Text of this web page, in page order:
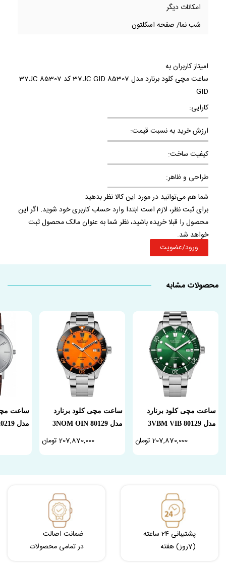
امکانات دیگر
شب نما/ صفحه اسکلتون
امیتاز کاربران به
ساعت مچی کلود برنارد مدل 85307 37JC GID کد 85307 37JC
GID
کارایی:
ارزش خرید به نسبت قیمت:
کیفیت ساخت:
طراحی و ظاهر:
شما هم می‌توانید در مورد این کالا نظر بدهید.
برای ثبت نظر، لازم است ابتدا وارد حساب کاربری خود شوید. اگر این
محصول را قبلا خریده باشید، نظر شما به عنوان مالک محصول ثبت
خواهد شد.
ورود/عضویت
محصولات مشابه
ساعت مچی کلود برنارد
مدل 80129 3VBM VIB
207,870,000 تومان
ساعت مچی کلود برنارد
مدل 80129 3NOM OIN
207,870,000 تومان
ساعت
مدل 20219 3 AIN
پشتیبانی 24 ساعته
(7روز) هفته
ضمانت اصالت
در تمامی محصولات